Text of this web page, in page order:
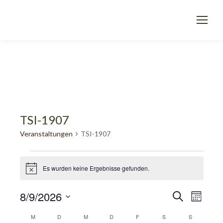
TSI-1907
Veranstaltungen TSI-1907
VERANSTALTUNGEN
HinweisEs wurden keine Ergebnisse gefunden.
Suche
Monat
8/9/2026
M MONTAGDDIENSTAG
MMITTWOCH
D DONNERSTAG
F FREITAGSSAMSTAG
SSONNTAG